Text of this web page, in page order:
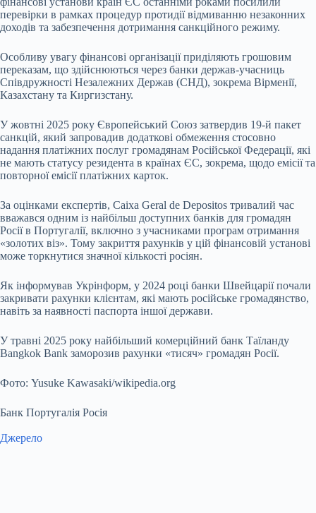
перевірки в рамках процедур протидії відмиванню незаконних
доходів та забезпечення дотримання санкційного режиму.
Особливу увагу фінансові організації приділяють грошовим
переказам, що здійснюються через банки держав-учасниць
Співдружності Незалежних Держав (СНД), зокрема Вірменії,
Казахстану та Киргизстану.
У жовтні 2025 року Європейський Союз затвердив 19-й пакет
санкцій, який запровадив додаткові обмеження стосовно
надання платіжних послуг громадянам Російської Федерації, які
не мають статусу резидента в країнах ЄС, зокрема, щодо емісії та
повторної емісії платіжних карток.
За оцінками експертів, Caixa Geral de Depositos тривалий час
вважався одним із найбільш доступних банків для громадян
Росії в Португалії, включно з учасниками програм отримання
«золотих віз». Тому закриття рахунків у цій фінансовій установі
може торкнутися значної кількості росіян.
Як інформував Укрінформ, у 2024 році банки Швейцарії почали
закривати рахунки клієнтам, які мають російське громадянство,
навіть за наявності паспорта іншої держави.
У травні 2025 року найбільший комерційний банк Таїланду
Bangkok Bank заморозив рахунки «тисяч» громадян Росії.
Фото: Yusuke Kawasaki/wikipedia.org
Банк Португалія Росія
Джерело